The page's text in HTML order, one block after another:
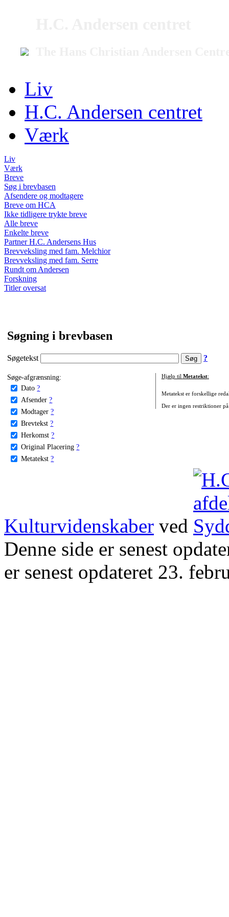
Liv
H.C. Andersen centret
Værk
Liv
Værk
Breve
Søg i brevbasen
Afsendere og modtagere
Breve om HCA
Ikke tidligere trykte breve
Alle breve
Enkelte breve
Partner H.C. Andersens Hus
Brevveksling med fam. Melchior
Brevveksling med fam. Serre
Rundt om Andersen
Forskning
Titler oversat
Søgning i brevbasen
Søgetekst ?
Søge-afgrænsning:
Dato ?
Afsender ?
Modtager ?
Brevtekst ?
Herkomst ?
Original Placering ?
Metatekst ?
Hjælp til Metatekst:
Metatekst er forskellige
Der er ingen restriktioner
Kulturvidenskaber ved
Denne side er senest
er senest opdateret 23.